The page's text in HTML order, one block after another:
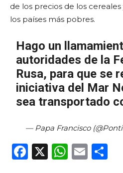
de los precios de los
los países más pobres.
Hago un
autoridades de la
Rusa, para que se
iniciativa del Mar
sea transportado
— Papa Francisco
F
X
W E